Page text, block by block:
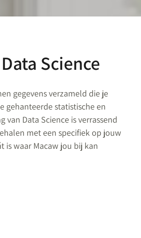
Science
gegevens verzameld die je
gehanteerde statistische en
Data Science is verrassend
met een specifiek op jouw
is waar Macaw jou bij kan